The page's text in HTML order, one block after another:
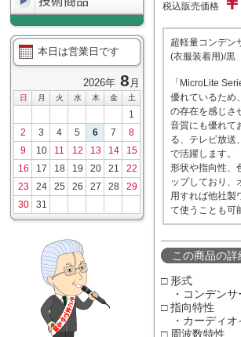
本日は営業日です
2026年 8 月
日 月 火 水 木 金 土
1
2
3 4 5 6 7
8
9
10 11 12 13 14
15
16
17 18 19 20 21
22
23
24 25 26 27 28
29
30
31
税込販売価格
超軽量コンデン
(衣服装着用)/黒
「MicroLite
優れているため
の存在を感じさ
音質にも優れて
る、テレビ放送
で活躍します。
形状や指向性、
ップしており、
用すれば他社製
て使うことも可
この商品の詳
□ 形式
・コンデンサ
□ 指向特性
・カーディオ
□ 周波数特性